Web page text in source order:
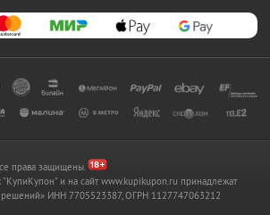
права защищены.
"КупиКупон" и на сайт www.kupikupon.ru принадлежат
решений» ИНН 7705523387, ОГРН 1127747063212